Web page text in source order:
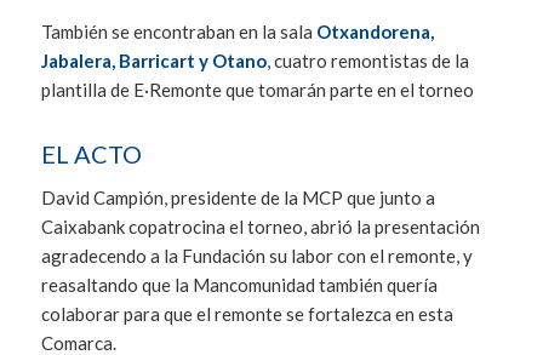
También se encontraban en la sala Otxandorena,
Jabalera, Barricart y Otano, cuatro remontistas de la
plantilla de E·Remonte que tomarán parte en el torneo
EL ACTO
David Campìón, presidente de la MCP que junto a
Caixabank copatrocina el torneo, abrió la presentación
agradecendo a la Fundación su labor con el remonte, y
reasaltando que la Mancomunidad también quería
colaborar para que el remonte se fortalezca en esta
Comarca.